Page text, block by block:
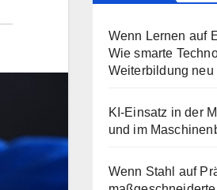
Wenn Lernen auf
Wie smarte
Weiterbildung neu
KI-Einsatz in der
und im
Wenn Stahl auf